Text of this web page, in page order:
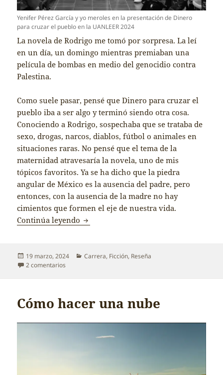
Yenifer Pérez García y yo meroles en la presentación de Dinero
para cruzar el pueblo en la UANLEER 2024
La novela de Rodrigo me tomó por sorpresa. La leí
en un día, un domingo mientras premiaban una
película de bombas en medio del genocidio contra
Palestina.
Como suele pasar, pensé que Dinero para cruzar el
pueblo iba a ser algo y terminó siendo otra cosa.
Conociendo a Rodrigo, sospechaba que se trataba de
sexo, drogas, narcos, diablos, fútbol o animales en
situaciones raras. No pensé que el tema de la
maternidad atravesaría la novela, uno de mis
tópicos favoritos. Ya se ha dicho que la piedra
angular de México es la ausencia del padre, pero
entonces, con la ausencia de la madre no hay
cimientos que formen el eje de nuestra vida.
Continúa leyendo La maternidad imperfecta, reseña de
Publicado
el
19 marzo, 2024 Categorías
Carrera, Ficción, Reseña
2 comentarios
Cómo hacer una nube